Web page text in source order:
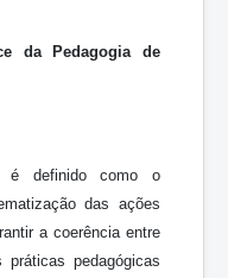
da Pedagogia de
é definido como o
das ações
a coerência entre
pedagógicas